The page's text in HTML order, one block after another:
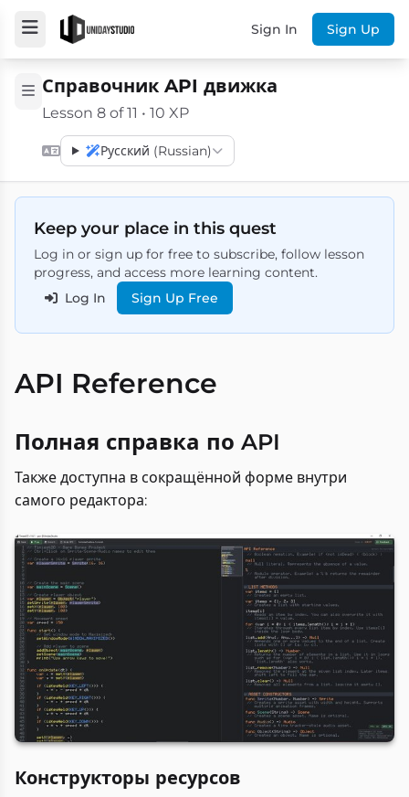
Sign In Sign Up
Справочник API движка
Lesson 8 of 11 • 10 XP
Русский (Russian)
Keep your place in this quest
Log in or sign up for free to subscribe, follow lesson
progress, and access more learning content.
Log In
Sign Up Free
API Reference
Полная справка по API
Также доступна в сокращённой форме внутри
самого редактора:
Конструкторы ресурсов